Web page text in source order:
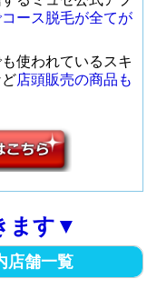
ース脱毛が全てが
使われているスキ
店頭販売の商品も
ます▼
店舗一覧